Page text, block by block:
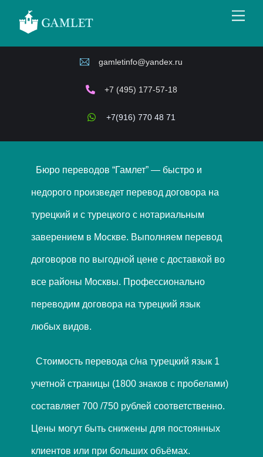
content
gamletinfo@yandex.ru
+7 (495) 177-57-18
+7(916) 770 48 71
Перевод договора на
турецкий и с турецкого
в Москве
Бюро переводов “Гамлет” — быстро и
недорого произведет перевод договора на
турецкий и с турецкого с нотариальным
заверением в Москве. Выполняем перевод
договоров по выгодной цене с доставкой во
все районы Москвы. Профессионально
переводим договора на турецкий язык
любых видов.
Стоимость перевода с/на турецкий язык 1
учетной страницы (1800 знаков с пробелами)
составляет 700 /750 рублей соответственно.
Цены могут быть снижены для постоянных
клиентов или при больших объёмах.